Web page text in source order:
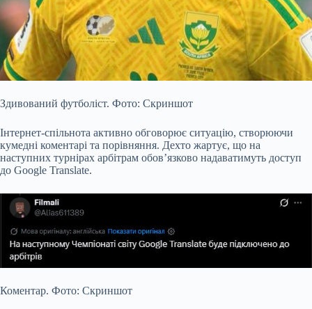
Здивований футболіст. Фото: Скриншот
Інтернет-спільнота активно обговорює ситуацію, створюючи
кумедні коментарі та порівняння. Дехто жартує, що на
наступних турнірах арбітрам обов’язково надаватимуть доступ
до Google Translate.
Коментар. Фото: Скриншот